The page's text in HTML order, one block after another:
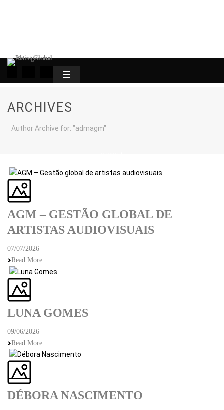
ARCHIVES
Author Archive for: "admagm"
AGM – GESTÃO GLOBAL DE
ARTISTAS AUDIOVISUAIS
07/07/2026
Read More
LUNA GOMES
09/06/2026
Read More
DÉBORA NASCIMENTO